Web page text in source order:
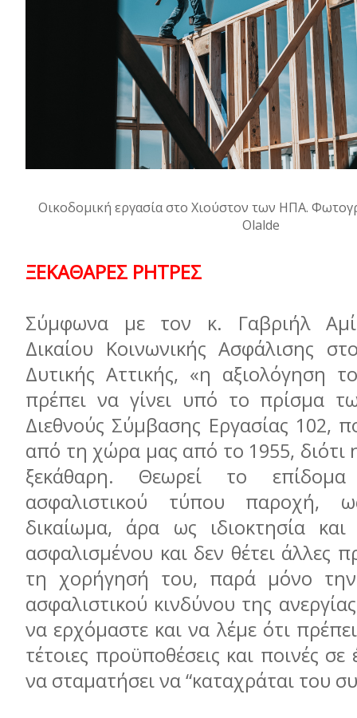
Οικοδομική εργασία στο Χιούστον των ΗΠΑ.
Olalde
ΞΕΚΑΘΑΡΕΣ ΡΗΤΡΕΣ
Σύμφωνα με τον κ. Γαβριήλ
Δικαίου Κοινωνικής Ασφάλισης
Δυτικής Αττικής, «η αξιολόγηση
πρέπει να γίνει υπό το πρίσμα
Διεθνούς Σύμβασης Εργασίας 102,
από τη χώρα μας από το 1955, διότι
ξεκάθαρη. Θεωρεί το
ασφαλιστικού τύπου παροχή,
δικαίωμα, άρα ως ιδιοκτησία και
ασφαλισμένου και δεν θέτει άλλες
τη χορήγησή του, παρά μόνο
ασφαλιστικού κινδύνου της
να ερχόμαστε και να λέμε ότι
τέτοιες προϋποθέσεις και ποινές
να σταματήσει να “καταχράται του